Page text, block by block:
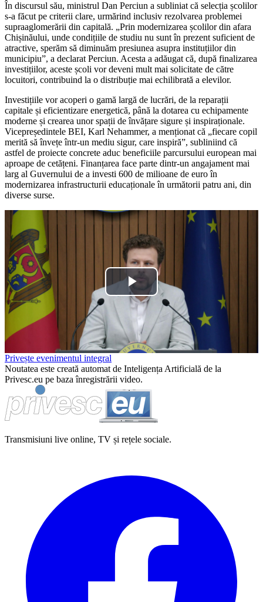
În discursul său, ministrul Dan Perciun a subliniat că selecția școlilor
s-a făcut pe criterii clare, urmărind inclusiv rezolvarea problemei
supraaglomerării din capitală. „Prin modernizarea școlilor din afara
Chișinăului, unde condițiile de studiu nu sunt în prezent suficient de
atractive, sperăm să diminuăm presiunea asupra instituțiilor din
municipiu”, a declarat Perciun. Acesta a adăugat că, după finalizarea
investițiilor, aceste școli vor deveni mult mai solicitate de către
locuitori, contribuind la o distribuție mai echilibrată a elevilor.
Investițiile vor acoperi o gamă largă de lucrări, de la reparații
capitale și eficientizare energetică, până la dotarea cu echipamente
moderne și crearea unor spații de învățare sigure și inspiraționale.
Vicepreședintele BEI, Karl Nehammer, a menționat că „fiecare copil
merită să învețe într-un mediu sigur, care inspiră”, subliniind că
astfel de proiecte concrete aduc beneficiile parcursului european mai
aproape de cetățeni. Finanțarea face parte dintr-un angajament mai
larg al Guvernului de a investi 600 de milioane de euro în
modernizarea infrastructurii educaționale în următorii patru ani, din
diverse surse.
Play
Video
Privește evenimentul integral
Noutatea este creată automat de Inteligența Artificială de la
Privesc.eu pe baza înregistrării video.
Transmisiuni live online, TV și rețele sociale.